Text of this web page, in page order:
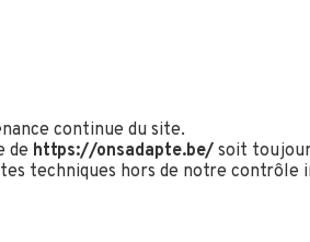
continue du site.
de https://onsadapte.be/ soit
techniques hors de notre contrôle